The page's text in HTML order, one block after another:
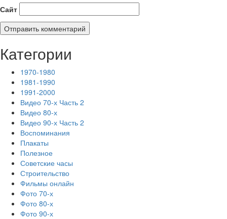
Сайт
Категории
1970-1980
1981-1990
1991-2000
Видео 70-х Часть 2
Видео 80-х
Видео 90-х Часть 2
Воспоминания
Плакаты
Полезное
Советские часы
Строительство
Фильмы онлайн
Фото 70-х
Фото 80-х
Фото 90-х